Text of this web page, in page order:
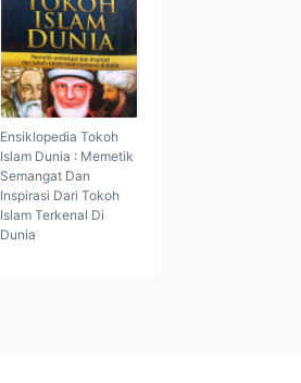
Ensiklopedia Tokoh
Islam Dunia : Memetik
Semangat Dan
Inspirasi Dari Tokoh
Islam Terkenal Di
Dunia